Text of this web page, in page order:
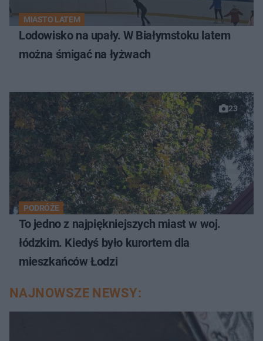
MIASTO LATEM
Lodowisko na upały. W Białymstoku latem
można śmigać na łyżwach
23
PODRÓŻE
To jedno z najpiękniejszych miast w woj.
łódzkim. Kiedyś było kurortem dla
mieszkańców Łodzi
NAJNOWSZE NEWSY: